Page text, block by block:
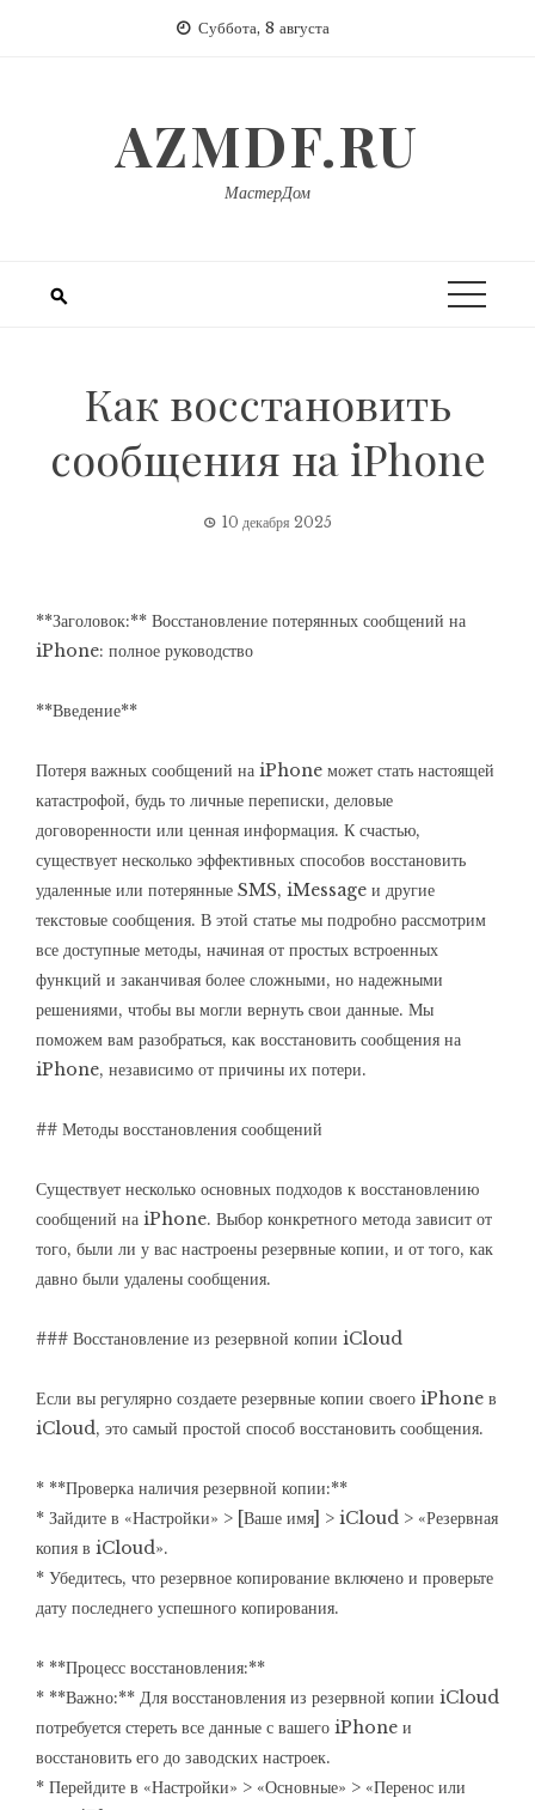
Суббота, 8 августа
AZMDF.RU
МастерДом
Как восстановить
сообщения на iPhone
10 декабря 2025
**Заголовок:** Восстановление потерянных сообщений на
iPhone: полное руководство
**Введение**
Потеря важных сообщений на iPhone может стать настоящей
катастрофой, будь то личные переписки, деловые
договоренности или ценная информация. К счастью,
существует несколько эффективных способов восстановить
удаленные или потерянные SMS, iMessage и другие
текстовые сообщения. В этой статье мы подробно рассмотрим
все доступные методы, начиная от простых встроенных
функций и заканчивая более сложными, но надежными
решениями, чтобы вы могли вернуть свои данные. Мы
поможем вам разобраться, как восстановить сообщения на
iPhone, независимо от причины их потери.
## Методы восстановления сообщений
Существует несколько основных подходов к восстановлению
сообщений на iPhone. Выбор конкретного метода зависит от
того, были ли у вас настроены резервные копии, и от того, как
давно были удалены сообщения.
### Восстановление из резервной копии iCloud
Если вы регулярно создаете резервные копии своего iPhone в
iCloud, это самый простой способ восстановить сообщения.
* **Проверка наличия резервной копии:**
* Зайдите в «Настройки» > [Ваше имя] > iCloud > «Резервная
копия в iCloud».
* Убедитесь, что резервное копирование включено и проверьте
дату последнего успешного копирования.
* **Процесс восстановления:**
* **Важно:** Для восстановления из резервной копии iCloud
потребуется стереть все данные с вашего iPhone и
восстановить его до заводских настроек.
* Перейдите в «Настройки» > «Основные» > «Перенос или